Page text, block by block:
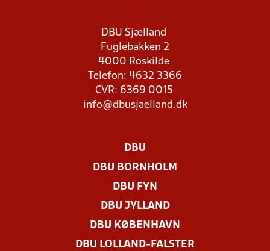
DBU Sjælland
Fuglebakken 2
4000 Roskilde
Telefon: 4632 3366
CVR: 6369 0015
info@dbusjaelland.dk
DBU
DBU BORNHOLM
DBU FYN
DBU JYLLAND
DBU KØBENHAVN
DBU LOLLAND-FALSTER